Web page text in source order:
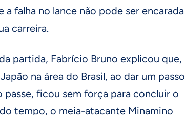
a falha no lance não pode ser encarada
carreira.
partida, Fabrício Bruno explicou que,
na área do Brasil, ao dar um passo
passe, ficou sem força para concluir o
tempo, o meia-atacante Minamino